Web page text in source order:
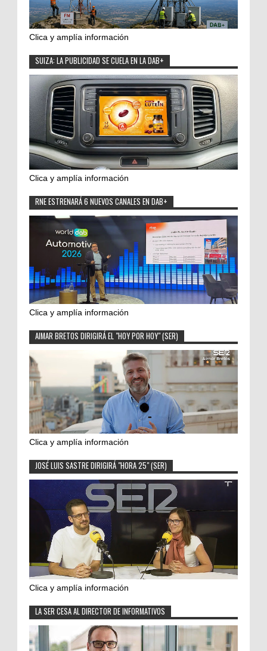
Clica y amplía información
SUIZA: LA PUBLICIDAD SE CUELA EN LA DAB+
Clica y amplía información
RNE ESTRENARÁ 6 NUEVOS CANALES EN DAB+
Clica y amplía información
AIMAR BRETOS DIRIGIRÁ EL "HOY POR HOY" (SER)
Clica y amplía información
JOSÉ LUIS SASTRE DIRIGIRÁ "HORA 25" (SER)
Clica y amplía información
LA SER CESA AL DIRECTOR DE INFORMATIVOS